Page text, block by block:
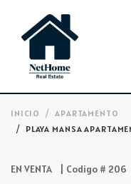
INICIO
APARTAMENTO
PLAYA MANSA
EN VENTA | Codigo # 206